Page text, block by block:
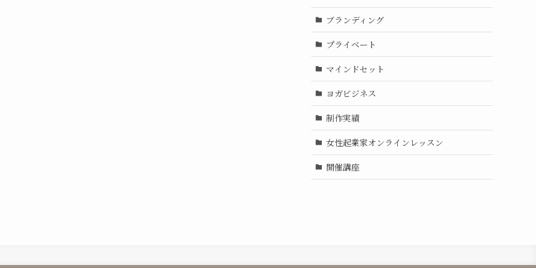
ブランディング
プライベート
マインドセット
ヨガビジネス
制作実績
女性起業家オンラインレッスン
開催講座